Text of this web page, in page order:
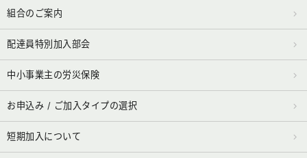
組合のご案内
配達員特別加入部会
中小事業主の労災保険
お申込み / ご加入タイプの選択
短期加入について